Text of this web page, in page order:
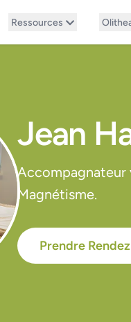
Ressources
Jean
Accompagnateur
Magnétisme.
Prendre